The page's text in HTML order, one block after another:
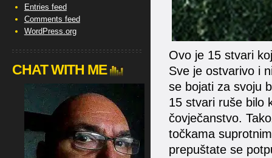
Ovo je 15 stvari
Sve je ostvarivo i
se bojati za svoju
15 stvari ruše bilo
čovječanstvo.
točkama
prepuštate se
Entries feed
Comments feed
WordPress.org
CHAT WITH ME